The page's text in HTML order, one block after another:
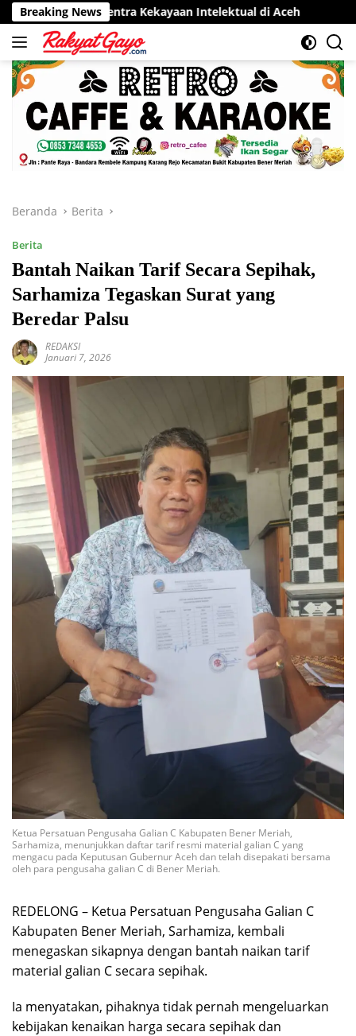
Langsung
ke
konten
Breaking News
Kekayaan Intelektual di Aceh RSUD Munyang
Beranda Berita
Berita
Bantah Naikan Tarif Secara Sepihak,
Sarhamiza Tegaskan Surat yang
Beredar Palsu
REDAKSI
Januari 7, 2026
Ketua Persatuan Pengusaha Galian C Kabupaten Bener Meriah,
Sarhamiza, menunjukkan daftar tarif resmi material galian C yang
mengacu pada Keputusan Gubernur Aceh dan telah disepakati bersama
oleh para pengusaha galian C di Bener Meriah.
REDELONG – Ketua Persatuan Pengusaha Galian C
Kabupaten Bener Meriah, Sarhamiza, kembali
menegaskan sikapnya dengan bantah naikan tarif
material galian C secara sepihak.
Ia menyatakan, pihaknya tidak pernah mengeluarkan
kebijakan kenaikan harga secara sepihak dan